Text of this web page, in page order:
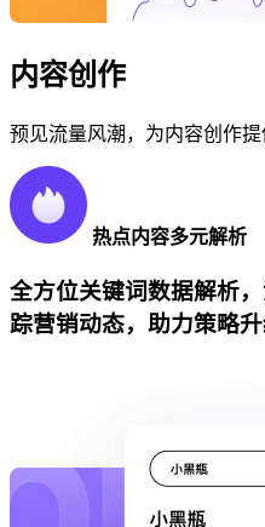
内容创作
预见流量风潮，为内容创作
热点内容多元解析
全方位关键词数据解析
踪营销动态，助力策略升